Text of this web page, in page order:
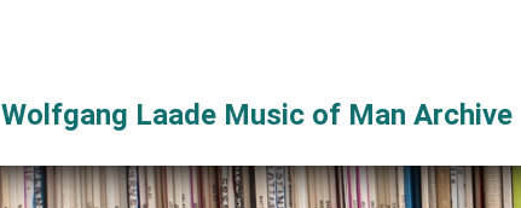
Wolfgang Laade Music of Man Archive